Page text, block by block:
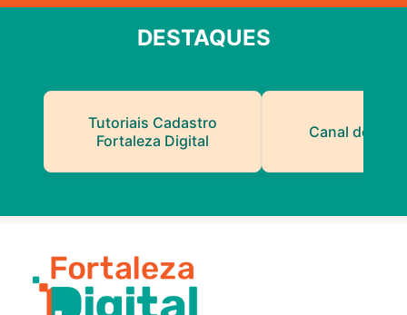
DESTAQUES
Tutoriais Cadastro
Fortaleza Digital
Canal do